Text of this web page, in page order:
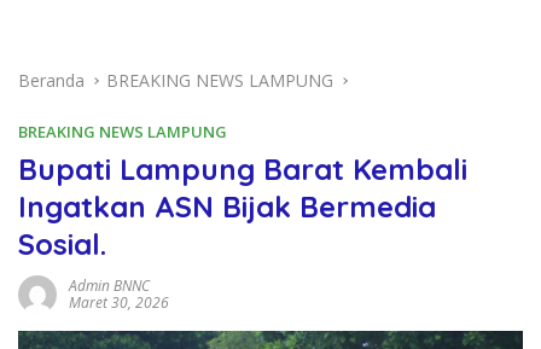
Beranda BREAKING NEWS LAMPUNG
BREAKING NEWS LAMPUNG
Bupati Lampung Barat Kembali
Ingatkan ASN Bijak Bermedia
Sosial.
Admin BNNC
Maret 30, 2026